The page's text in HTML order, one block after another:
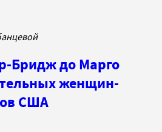
Бридж до Марго
женщин-
США